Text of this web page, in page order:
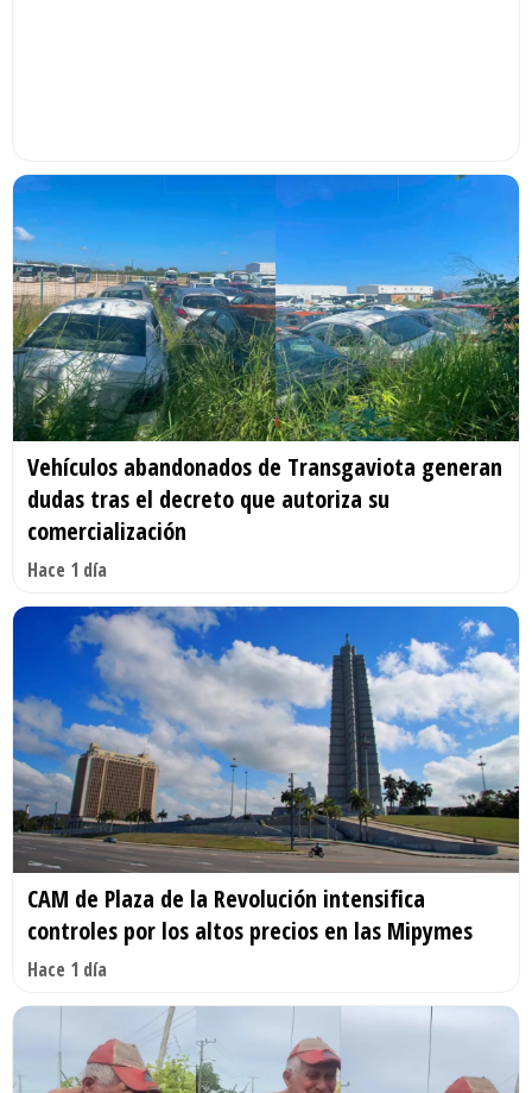
Vehículos abandonados de Transgaviota generan
dudas tras el decreto que autoriza su
comercialización
Hace 1 día
CAM de Plaza de la Revolución intensifica
controles por los altos precios en las Mipymes
Hace 1 día